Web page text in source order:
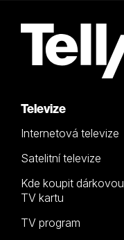
Televize
Internetová televize
Satelitní televize
Kde koupit dárkovou
TV kartu
TV program